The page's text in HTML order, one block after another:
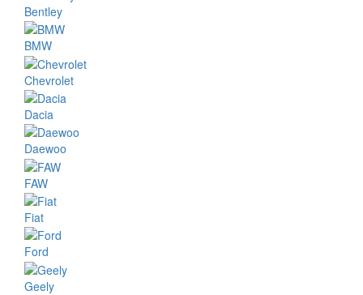
Bentley
BMW
Chevrolet
Dacia
Daewoo
FAW
Fiat
Ford
Geely